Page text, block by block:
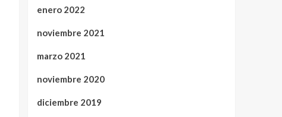
enero 2022
noviembre 2021
marzo 2021
noviembre 2020
diciembre 2019